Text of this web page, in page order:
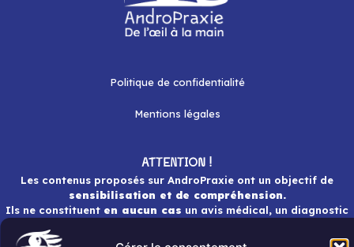
Politique de confidentialité
Mentions légales
ATTENTION !
Les contenus proposés sur AndroPraxie ont un objectif de
sensibilisation et de compréhension.
Ils ne constituent en aucun cas un avis médical, un diagnostic
En cas de doute ou de difficultés persistantes, il est